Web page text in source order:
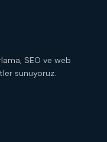
SEO ve web
sunuyoruz.